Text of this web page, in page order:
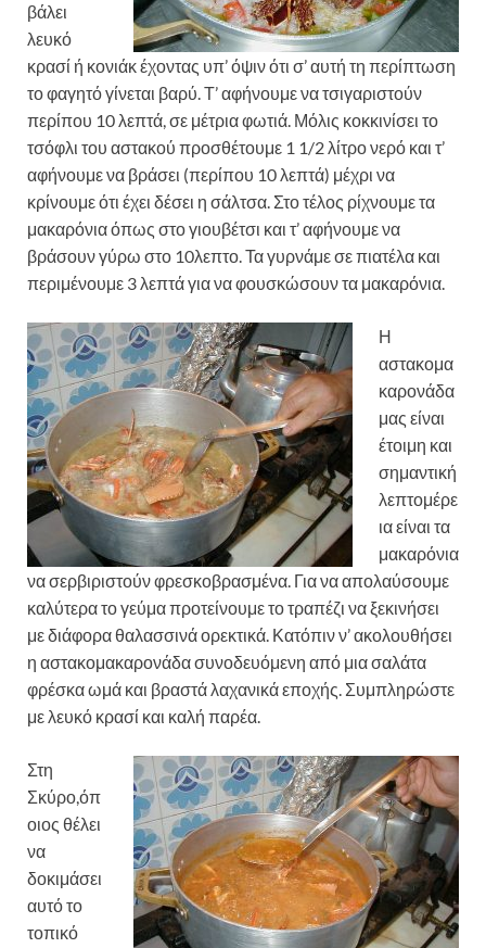
βάλει
λευκό
κρασί ή κονιάκ έχοντας υπ’ όψιν ότι σ’ αυτή τη περίπτωση
το φαγητό γίνεται βαρύ. Τ’ αφήνουμε να τσιγαριστούν
περίπου 10 λεπτά, σε μέτρια φωτιά. Μόλις κοκκινίσει το
τσόφλι του αστακού προσθέτουμε 1 1/2 λίτρο νερό και τ’
αφήνουμε να βράσει (περίπου 10 λεπτά) μέχρι να
κρίνουμε ότι έχει δέσει η σάλτσα. Στο τέλος ρίχνουμε τα
μακαρόνια όπως στο γιουβέτσι και τ’ αφήνουμε να
βράσουν γύρω στο 10λεπτο. Τα γυρνάμε σε πιατέλα και
περιμένουμε 3 λεπτά για να φουσκώσουν τα μακαρόνια.
Η
αστακομα
καρονάδα
μας είναι
έτοιμη και
σημαντική
λεπτομέρε
ια είναι τα
μακαρόνια
να σερβιριστούν φρεσκοβρασμένα. Για να απολαύσουμε
καλύτερα το γεύμα προτείνουμε το τραπέζι να ξεκινήσει
με διάφορα θαλασσινά ορεκτικά. Κατόπιν ν’ ακολουθήσει
η αστακομακαρονάδα συνοδευόμενη από μια σαλάτα
φρέσκα ωμά και βραστά λαχανικά εποχής. Συμπληρώστε
με λευκό κρασί και καλή παρέα.
Στη
Σκύρο,όπ
οιος θέλει
να
δοκιμάσει
αυτό το
τοπικό